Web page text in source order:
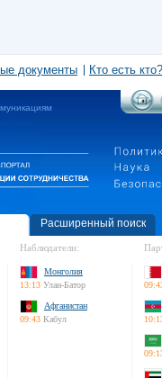
документы Кто есть кто?
Расширенный поиск
Наблюдатели:
Монголия
13:13 Улан-Батор
Афганистан
09:43 Кабул